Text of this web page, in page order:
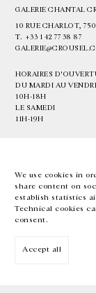
We use cookies in
share content on
establish statistics
Technical cookies
consent.
Accept all
GALERIE CHANTAL
10 RUE CHARLOT,
T. +33 1 42 77 38 87
HORAIRES
DU MARDI AU
10H-18H
LE SAMEDI
11H-19H
EN FR 中文
Inscrivez-vous à notre